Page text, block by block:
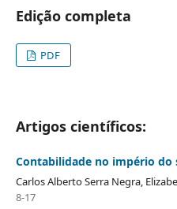
Edição completa
PDF
Artigos científicos:
Contabilidade no império do
Carlos Alberto Serra Negra,
8-17